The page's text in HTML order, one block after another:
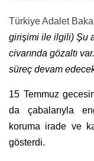
Türkiye Adalet
girişimi ile ilgili) Şu
civarında gözaltı
süreç devam
15 Temmuz
da çabalarıyla
koruma irade ve
gösterdi.